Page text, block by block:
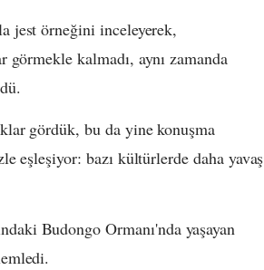
jest örneğini inceleyerek,
kalmadı, aynı zamanda
gördük, bu da yine konuşma
eşleşiyor: bazı kültürlerde daha yavaş
Budongo Ormanı'nda yaşayan